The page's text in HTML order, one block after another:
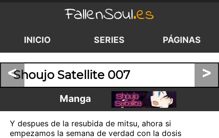
FallenSoul.es
INICIO SERIES PÁGINAS
< >
Shoujo Satellite 007
Manga
Y despues de la resubida de mitsu, ahora si
empezamos la semana de verdad con la dosis